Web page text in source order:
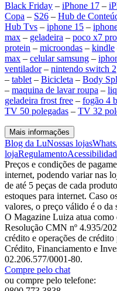
Black Friday – iPhone 17 –
Copa – S26 – Hub de
Hub Tvs – iphone 15 –
max – geladeira – poco x7 pro
protein – microondas – kindle
max – celular samsung –
ventilador– nintendo switch 2
– tablet – Bicicleta – Body
– maquina de lavar roupa –
geladeira frost free – fogão 4
TV 50 polegadas – TV 32
Mais informações
Blog da LuNossas lojas
lojaRegulamento
Preços e condições de
internet, podendo variar nas
de até 5 peças de cada
estoques para internet. Caso
valores, o preço válido é o da
O Magazine Luiza atua como
Resolução CMN nº 4.935/
crédito e operações de
Crédito, Financiamento e
02.206.577/0001-80.
Compre pelo chat
ou compre pelo telefone: